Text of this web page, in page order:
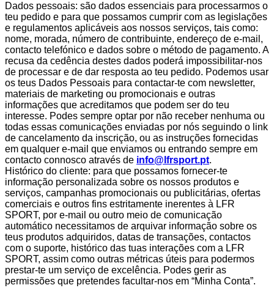
Dados pessoais: são dados essenciais para processarmos o
teu pedido e para que possamos cumprir com as legislações
e regulamentos aplicáveis aos nossos serviços, tais como:
nome, morada, número de contribuinte, endereço de e-mail,
contacto telefónico e dados sobre o método de pagamento. A
recusa da cedência destes dados poderá impossibilitar-nos
de processar e de dar resposta ao teu pedido. Podemos usar
os teus Dados Pessoais para contactar-te com newsletter,
materiais de marketing ou promocionais e outras
informações que acreditamos que podem ser do teu
interesse. Podes sempre optar por não receber nenhuma ou
todas essas comunicações enviadas por nós seguindo o link
de cancelamento da inscrição, ou as instruções fornecidas
em qualquer e-mail que enviamos ou entrando sempre em
contacto connosco através de info@lfrsport.pt.
Histórico do cliente: para que possamos fornecer-te
informação personalizada sobre os nossos produtos e
serviços, campanhas promocionais ou publicitárias, ofertas
comerciais e outros fins estritamente inerentes à LFR
SPORT, por e-mail ou outro meio de comunicação
automático necessitamos de arquivar informação sobre os
teus produtos adquiridos, datas de transações, contactos
com o suporte, histórico das tuas interações com a LFR
SPORT, assim como outras métricas úteis para podermos
prestar-te um serviço de excelência. Podes gerir as
permissões que pretendes facultar-nos em “Minha Conta”.